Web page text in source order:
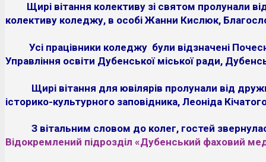
Щирі вітання колективу зі святом пролунали
колективу коледжу, в особі Жанни Кислюк,
Усі працівники коледжу були відзначені
Управління освіти Дубенської міської ради,
Щирі вітання для ювілярів пролунали від
історико-культурного заповідника, Леоніда
З вітальним словом до колег, гостей
Відокремлений підрозділ «Дубенський фаховий